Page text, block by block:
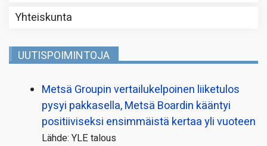
Yhteiskunta
UUTISPOIMINTOJA
Metsä Groupin vertailu­kelpoinen liiketulos
pysyi pakkasella, Metsä Boardin kääntyi
positiiviseksi ensimmäistä kertaa yli vuoteen
Lähde: YLE talous